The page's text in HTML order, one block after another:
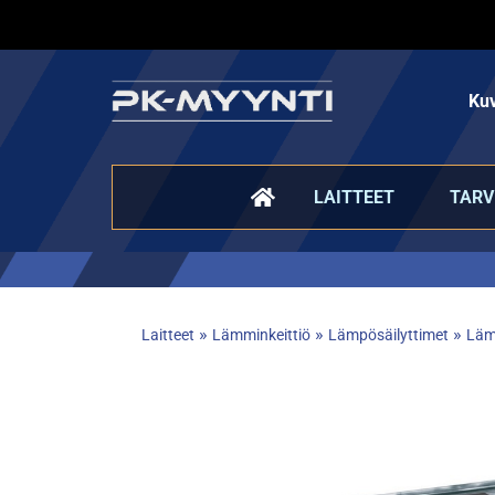
LAITTEET
Laitteet » Lämminkeittiö» Lämpösäilyttimet »